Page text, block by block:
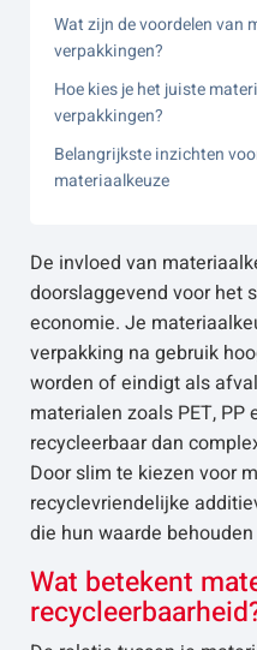
Wat zijn de voordelen van
verpakkingen?
Hoe kies je het juiste
verpakkingen?
Belangrijkste inzichten
materiaalkeuze
De invloed van
doorslaggevend voor het
economie. Je
verpakking na gebruik
worden of eindigt als
materialen zoals PET, PP
recycleerbaar dan
Door slim te kiezen voor
recyclevriendelijke
die hun waarde
Wat betekent